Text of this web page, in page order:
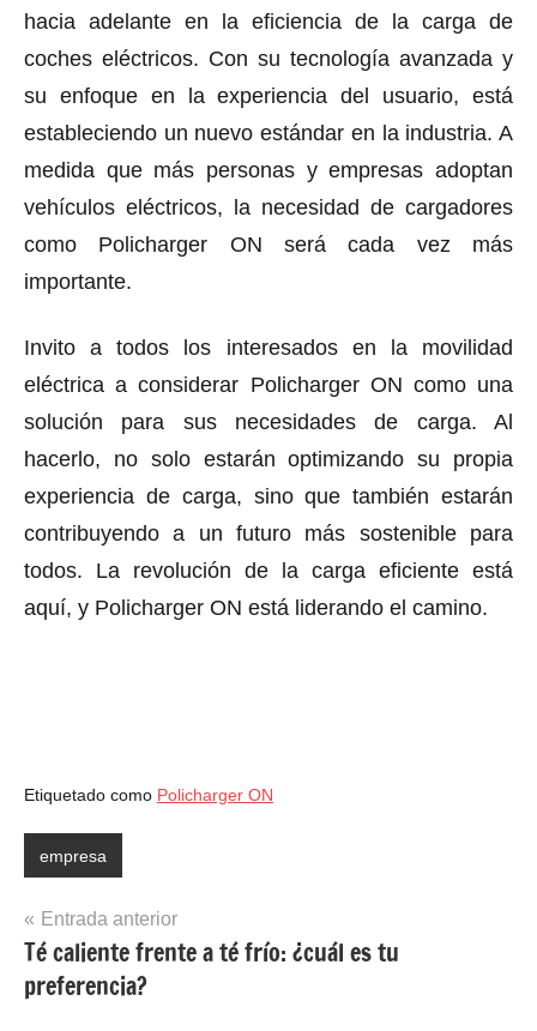
hacia adelante en la eficiencia de la carga de
coches eléctricos. Con su tecnología avanzada y
su enfoque en la experiencia del usuario, está
estableciendo un nuevo estándar en la industria. A
medida que más personas y empresas adoptan
vehículos eléctricos, la necesidad de cargadores
como Policharger ON será cada vez más
importante.
Invito a todos los interesados ​​en la movilidad
eléctrica a considerar Policharger ON como una
solución para sus necesidades de carga. Al
hacerlo, no solo estarán optimizando su propia
experiencia de carga, sino que también estarán
contribuyendo a un futuro más sostenible para
todos. La revolución de la carga eficiente está
aquí, y Policharger ON está liderando el camino.
Etiquetado como Policharger ON
empresa
Navegación
de
entradas
Entrada anterior
Té caliente frente a té frío: ¿cuál es tu
preferencia?